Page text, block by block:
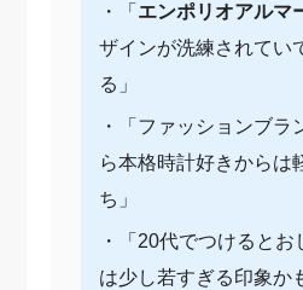
・「 エンポリオアルマ
ザインが洗練されてい
る」
・「ファッションブラ
ら本格時計好きからは
ち」
・「20代でつけると
は少し若すぎる印象か